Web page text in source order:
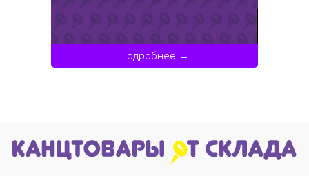
Подробнее →